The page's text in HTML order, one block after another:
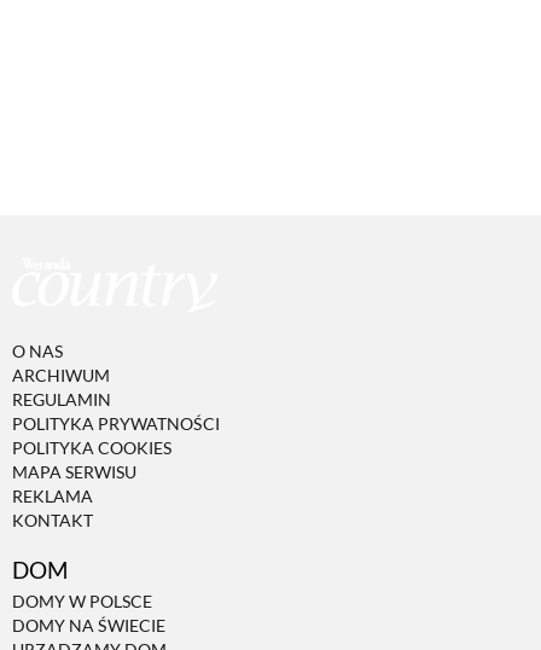
O NAS
ARCHIWUM
REGULAMIN
POLITYKA PRYWATNOŚCI
POLITYKA COOKIES
MAPA SERWISU
REKLAMA
KONTAKT
DOM
DOMY W POLSCE
DOMY NA ŚWIECIE